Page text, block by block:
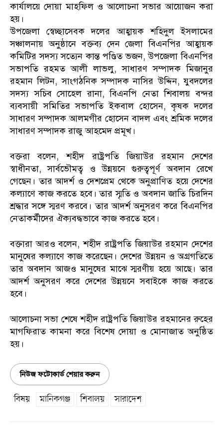
কার্যালয়ে দোয়া মাহফিল ও আলোচনা সভার আয়োজন করা
হয়।
উপজেলা স্বেচ্ছাসেবক দলের আহ্বায়ক শহিদুল ইসলামের
সঞ্চালনায় অনুষ্ঠানে বক্তব্য দেন জেলা বিএনপির আহ্বায়ক
কমিটির সদস্য সত্যেন কান্ত পণ্ডিত ভজন, উপজেলা বিএনপির
সভাপতি রহমত আলী লাভলু, সাধারণ সম্পাদক মিজানুর
রহমান লিটন, সাংগঠনিক সম্পাদক নাসির উদ্দিন, যুবদলের
সদস্য সচিব সোহেল রানা, বিএনপি নেতা শিবালয় বন্দর
ব্যবসায়ী সমিতির সভাপতি ইকবাল হোসেন, কৃষক দলের
সাধারণ সম্পাদক আলমগীর হোসেন বাদল এবং শ্রমিক দলের
সাধারণ সম্পাদক রাজু আহমেদ প্রমূখ।
বক্তরা বলেন, শহীদ রাষ্ট্রপতি জিয়াউর রহমান দেশের
স্বাধীনতা, সার্বভৌমত্ব ও উন্নয়নে গুরুত্বপূর্ণ অবদান রেখে
গেছেন। তার আদর্শ ও দেশপ্রেম থেকে অনুপ্রাণিত হয়ে দেশের
কল্যাণে কাজ করতে হবে। তার স্মৃতি ও অবদান জাতি চিরদিন
শ্রদ্ধার সঙ্গে স্মরণ করবে। তার আদর্শ অনুসরণ করে বিএনপির
নেতাকর্মীদের ঐক্যবদ্ধভাবে কাজ করতে হবে।
বক্তারা আরও বলেন, শহীদ রাষ্ট্রপতি জিয়াউর রহমান দেশের
মানুষের কল্যাণে কাজ করেছেন। দেশের উন্নয়ন ও অগ্রগতিতে
তার অবদান আজও মানুষের মাঝে স্মরণীয় হয়ে আছে। তার
আদর্শ অনুসরণ করে দেশের উন্নয়নে সবাইকে কাজ করতে
হবে।
আলোচনা সভা শেষে শহীদ রাষ্ট্রপতি জিয়াউর রহমানের রুহের
মাগফিরাত কামনা করে বিশেষ দোয়া ও মোনাজাত অনুষ্ঠিত
হয়।
নিউজ ফটোকার্ড শেয়ার করুন
বিষয় মানিকগঞ্জ শিবালয় সারাদেশ